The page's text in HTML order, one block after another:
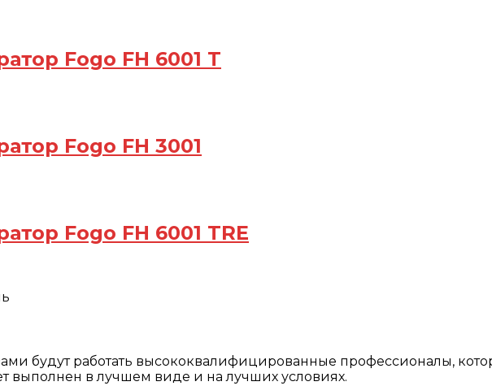
Fogo FH 6001 T
Fogo FH 3001
Fogo FH 6001 TRE
будут работать высококвалифицированные профессионалы,
выполнен в лучшем виде и на лучших условиях.